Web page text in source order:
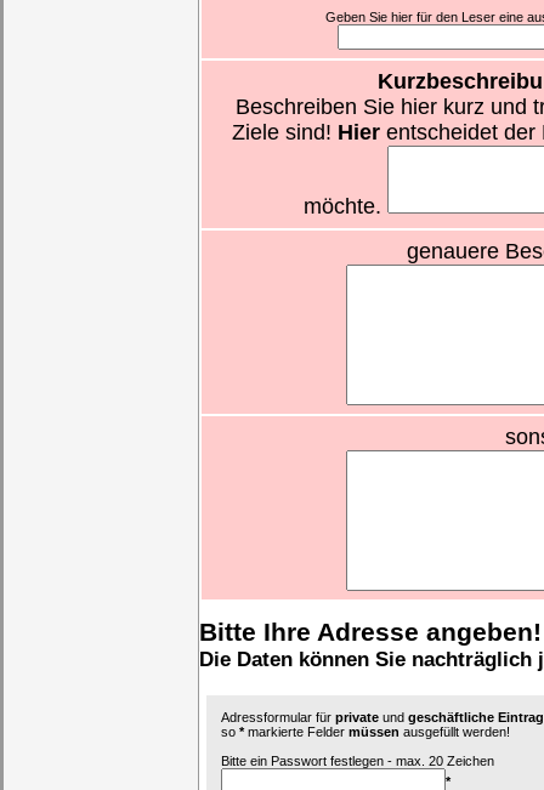
Geben Sie hier für den Leser eine
Beschreiben Sie hier kurz und
Ziele sind! Hier entscheidet der
möchte.
genauere
Bitte Ihre Adresse angeben!
Die Daten können Sie nachträglich
Adressformular für private und geschäftliche
so *markierte Felder müssen ausgefüllt werden!
Bitte ein Passwort festlegen - max. 20 Zeichen
*